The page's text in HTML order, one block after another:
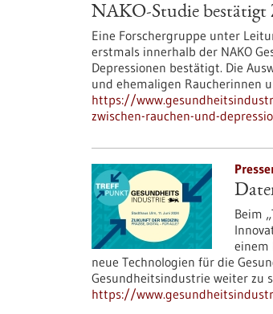
NAKO-Studie bestätigt
Eine Forschergruppe unter
erstmals innerhalb der NAKO
Depressionen bestätigt. Die
und ehemaligen Raucherinnen
https://
zwischen-rauchen-und-
Beim
einem
neue Technologien für die
Gesundheitsindustrie weiter zu
https://